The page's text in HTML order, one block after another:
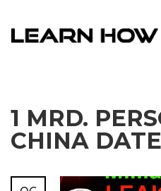
1 MRD.
CHINA